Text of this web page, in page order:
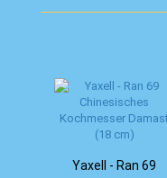
Yaxell - Ran 69